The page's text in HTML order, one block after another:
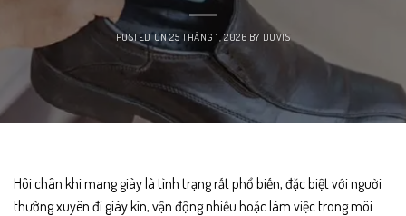
POSTED ON25 THÁNG 1, 2026 BY DUVIS
Hôi chân khi mang giày là tình trạng rất phổ biến, đặc biệt với người
thường xuyên đi giày kín, vận động nhiều hoặc làm việc trong môi